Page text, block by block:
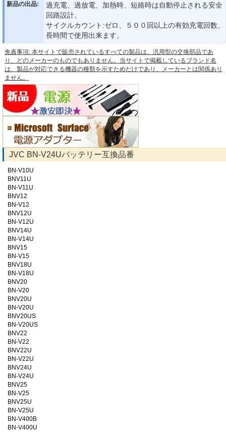
新品の出品:
過充電、過放電、加熱時、短絡時は自動停止される安全
回路設計。
サイクルカウント:ゼロ、５００回以上の有効充電回数、
長時間で使用出来ます。
免責事項: 本サイトで販売されているすべての製品は、汎用型の交換部品であ
り、どのメーカーのものでもありません。当サイトで掲載しているブランド名
は、製品が対応できる機器の種類を示すためだけであり、メーカーとは関係あり
ません。
JVC BN-V24Uバッテリー互換品番
BN-V10U
BNV11U
BN-V11U
BNV12
BN-V12
BNV12U
BN-V12U
BNV14U
BN-V14U
BNV15
BN-V15
BNV18U
BN-V18U
BNV20
BN-V20
BNV20U
BN-V20U
BNV20US
BN-V20US
BNV22
BN-V22
BNV22U
BN-V22U
BNV24U
BN-V24U
BNV25
BN-V25
BNV25U
BN-V25U
BN-V400B
BN-V400U